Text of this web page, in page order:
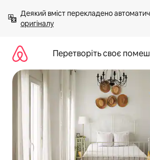
вмісту
Деякий вміст перекладено
оригіналу
Перетворіть своє